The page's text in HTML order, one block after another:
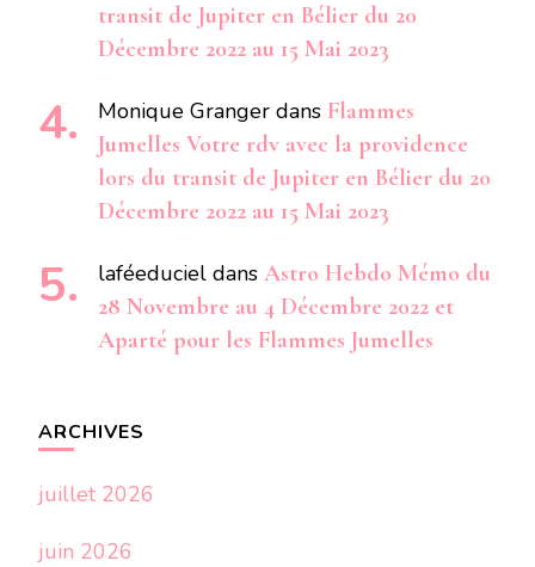
transit de Jupiter en Bélier du 20
Décembre 2022 au 15 Mai 2023
Monique Granger dans Flammes
Jumelles Votre rdv avec la providence
lors du transit de Jupiter en Bélier du 20
Décembre 2022 au 15 Mai 2023
laféeduciel dans Astro Hebdo Mémo du
28 Novembre au 4 Décembre 2022 et
Aparté pour les Flammes Jumelles
ARCHIVES
juillet 2026
juin 2026